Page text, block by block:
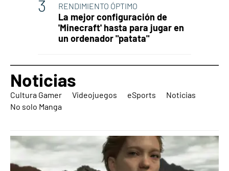
RENDIMIENTO ÓPTIMO
La mejor configuración de
'Minecraft' hasta para jugar en
un ordenador "patata"
Noticias
Cultura Gamer Videojuegos eSports
Noticias
No solo Manga